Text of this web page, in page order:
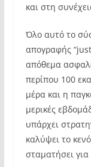
και στη
Όλο αυτό το
απογραφής
απόθεμα
περίπου 100
μέρα και η
μερικές
υπάρχει
καλύψει το
σταματήσει